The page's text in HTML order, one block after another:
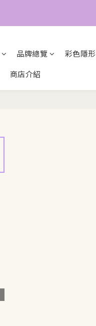
品牌總覽
彩色隱
商店介紹